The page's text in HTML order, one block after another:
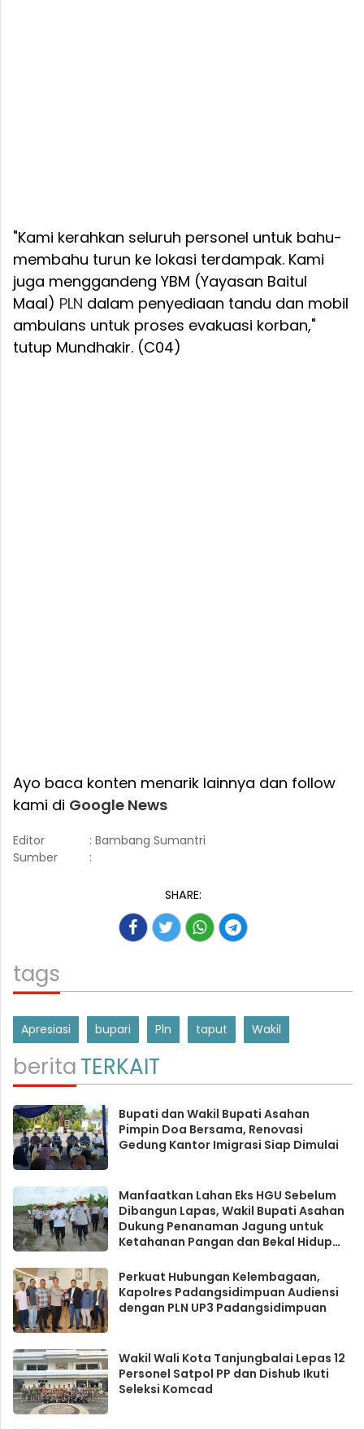
"Kami kerahkan seluruh personel untuk bahu-
membahu turun ke lokasi terdampak. Kami
juga menggandeng YBM (Yayasan Baitul
Maal) PLN dalam penyediaan tandu dan mobil
ambulans untuk proses evakuasi korban,"
tutup Mundhakir. (C04)
Ayo baca konten menarik lainnya dan follow
kami di Google News
Editor
: Bambang Sumantri
Sumber
:
SHARE:
tags
Apresiasi bupari Pln taput Wakil
beritaTERKAIT
Bupati dan Wakil Bupati Asahan
Pimpin Doa Bersama, Renovasi
Gedung Kantor Imigrasi Siap Dimulai
Manfaatkan Lahan Eks HGU Sebelum
Dibangun Lapas, Wakil Bupati Asahan
Dukung Penanaman Jagung untuk
Ketahanan Pangan dan Bekal Hidup
Perkuat Hubungan Kelembagaan,
Kapolres Padangsidimpuan Audiensi
dengan PLN UP3 Padangsidimpuan
Wakil Wali Kota Tanjungbalai Lepas 12
Personel Satpol PP dan Dishub Ikuti
Seleksi Komcad